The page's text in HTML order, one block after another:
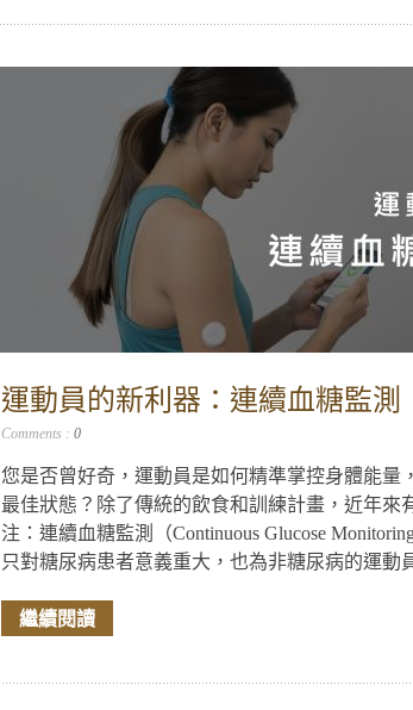
運動員的新利器：連續血糖監測
Comments : 0
您是否曾好奇，運動員是如何精準掌控身體能量
最佳狀態？除了傳統的飲食和訓練計畫，近年來
注：連續血糖監測（Continuous Glucose
只對糖尿病患者意義重大，也為非糖尿病的運動
繼續閱讀